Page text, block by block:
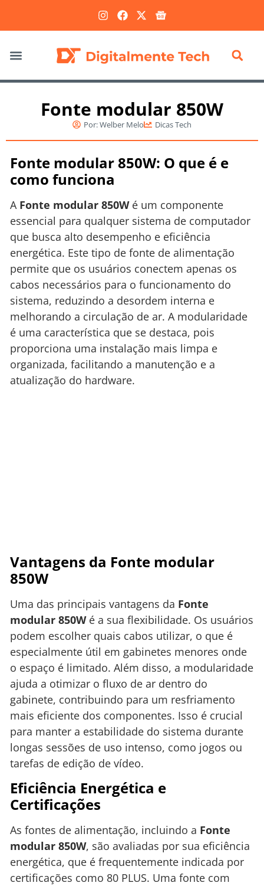
Fonte modular 850W
Por:Welber Melo Dicas Tech
Fonte modular 850W: O que é e
como funciona
A Fonte modular 850Wé um componente
essencial para qualquer sistema de computador
que busca alto desempenho e eficiência
energética. Este tipo de fonte de alimentação
permite que os usuários conectem apenas os
cabos necessários para o funcionamento do
sistema, reduzindo a desordem interna e
melhorando a circulação de ar. A modularidade
é uma característica que se destaca, pois
proporciona uma instalação mais limpa e
organizada, facilitando a manutenção e a
atualização do hardware.
Vantagens da Fonte modular
850W
Uma das principais vantagens da Fonte
modular 850Wé a sua flexibilidade. Os usuários
podem escolher quais cabos utilizar, o que é
especialmente útil em gabinetes menores onde
o espaço é limitado. Além disso, a modularidade
ajuda a otimizar o fluxo de ar dentro do
gabinete, contribuindo para um resfriamento
mais eficiente dos componentes. Isso é crucial
para manter a estabilidade do sistema durante
longas sessões de uso intenso, como jogos ou
tarefas de edição de vídeo.
Eficiência Energética e
Certificações
As fontes de alimentação, incluindo a Fonte
modular 850W, são avaliadas por sua eficiência
energética, que é frequentemente indicada por
certificações como 80 PLUS. Uma fonte com